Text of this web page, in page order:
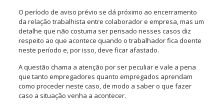
O período de aviso prévio se dá próximo ao encerramento
da relação trabalhista entre colaborador e empresa, mas um
detalhe que não costuma ser pensado nesses casos diz
respeito ao que acontece quando o trabalhador fica doente
neste período e, por isso, deve ficar afastado.
A questão chama a atenção por ser peculiar e vale a pena
que tanto empregadores quanto empregados aprendam
como proceder neste caso, de modo a saber o que fazer
caso a situação venha a acontecer.